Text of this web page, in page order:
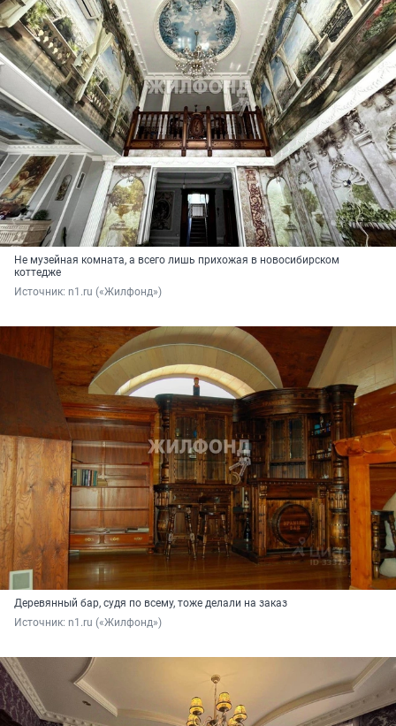
Не музейная комната, а всего лишь прихожая в новосибирском
коттедже
Источник: n1.ru («Жилфонд»)
Деревянный бар, судя по всему, тоже делали на заказ
Источник: n1.ru («Жилфонд»)